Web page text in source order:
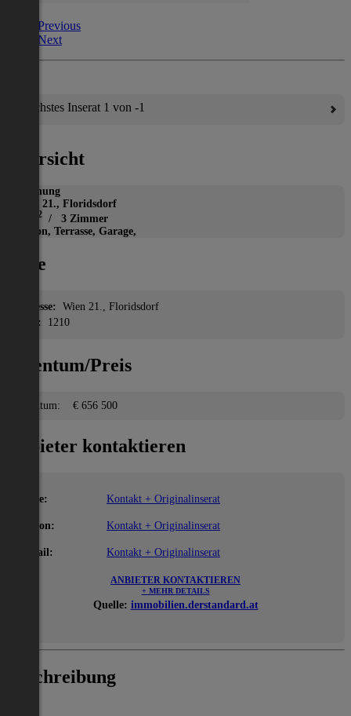
Previous
Next
Nächstes Inserat 1 von -1
Übersicht
Wohnung
Wien 21., Floridsdorf
2 / 3 Zimmer
Balkon, Terrasse, Garage,
Lage
Adresse: Wien 21., Floridsdorf
PLZ:
1210
Eigentum/Preis
Eigentum: € 656 500
Anbieter kontaktieren
Name: Kontakt + Originalinserat
Telefon: Kontakt + Originalinserat
E-Mail: Kontakt + Originalinserat
ANBIETER KONTAKTIEREN
+ MEHR DETAILS
Quelle: immobilien.derstandard.at
Beschreibung